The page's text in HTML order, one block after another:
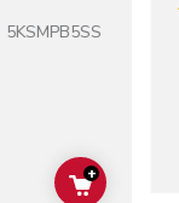
5KSMPB5SS
ADD TO
+